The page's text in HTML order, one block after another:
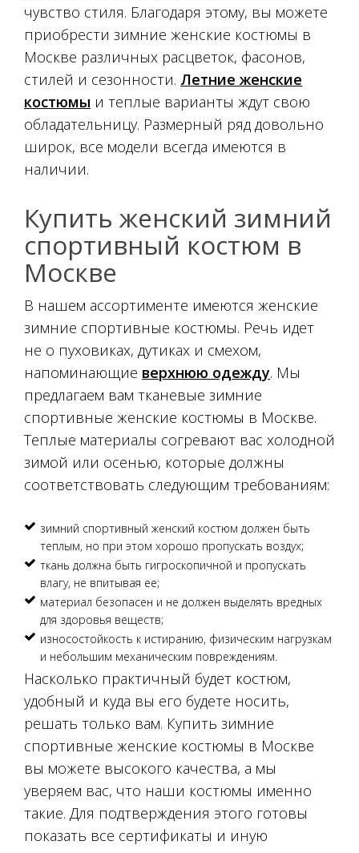
чувство стиля. Благодаря этому, вы можете
приобрести зимние женские костюмы в
Москве различных расцветок, фасонов,
стилей и сезонности. Летние женские
костюмы и теплые варианты ждут свою
обладательницу. Размерный ряд довольно
широк, все модели всегда имеются в
наличии.
Купить женский зимний
спортивный костюм в
Москве
В нашем ассортименте имеются женские
зимние спортивные костюмы. Речь идет
не о пуховиках, дутиках и смехом,
напоминающие верхнюю одежду. Мы
предлагаем вам тканевые зимние
спортивные женские костюмы в Москве.
Теплые материалы согревают вас холодной
зимой или осенью, которые должны
соответствовать следующим требованиям:
зимний спортивный женский костюм должен быть
теплым, но при этом хорошо пропускать воздух;
ткань должна быть гигроскопичной и пропускать
влагу, не впитывая ее;
материал безопасен и не должен выделять вредных
для здоровья веществ;
износостойкость к истиранию, физическим нагрузкам
и небольшим механическим повреждениям.
Насколько практичный будет костюм,
удобный и куда вы его будете носить,
решать только вам. Купить зимние
спортивные женские костюмы в Москве
вы можете высокого качества, а мы
уверяем вас, что наши костюмы именно
такие. Для подтверждения этого готовы
показать все сертификаты и иную